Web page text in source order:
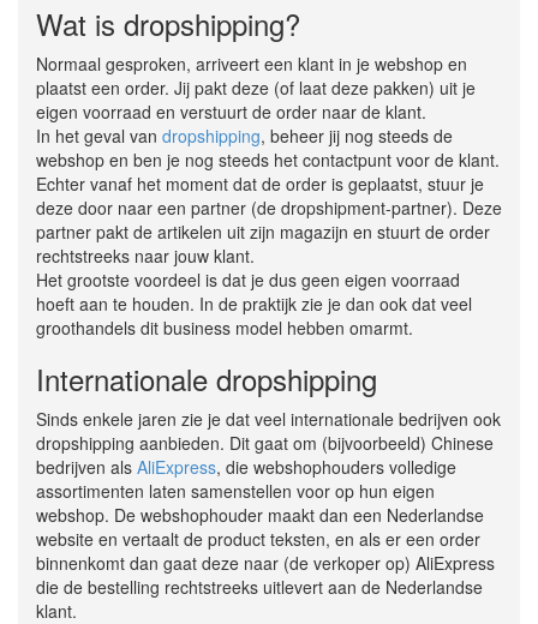
Wat is dropshipping?
Normaal gesproken, arriveert een klant in je webshop en
plaatst een order. Jij pakt deze (of laat deze pakken) uit je
eigen voorraad en verstuurt de order naar de klant.
In het geval van dropshipping, beheer jij nog steeds de
webshop en ben je nog steeds het contactpunt voor de klant.
Echter vanaf het moment dat de order is geplaatst, stuur je
deze door naar een partner (de dropshipment-partner). Deze
partner pakt de artikelen uit zijn magazijn en stuurt de order
rechtstreeks naar jouw klant.
Het grootste voordeel is dat je dus geen eigen voorraad
hoeft aan te houden. In de praktijk zie je dan ook dat veel
groothandels dit business model hebben omarmt.
Internationale dropshipping
Sinds enkele jaren zie je dat veel internationale bedrijven ook
dropshipping aanbieden. Dit gaat om (bijvoorbeeld) Chinese
bedrijven als AliExpress, die webshophouders volledige
assortimenten laten samenstellen voor op hun eigen
webshop. De webshophouder maakt dan een Nederlandse
website en vertaalt de product teksten, en als er een order
binnenkomt dan gaat deze naar (de verkoper op) AliExpress
die de bestelling rechtstreeks uitlevert aan de Nederlandse
klant.